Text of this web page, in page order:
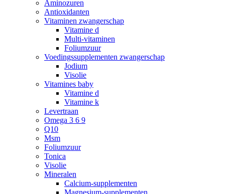
Aminozuren
Antioxidanten
Vitaminen zwangerschap
Vitamine d
Multi-vitaminen
Foliumzuur
Voedingssupplementen zwangerschap
Jodium
Visolie
Vitamines baby
Vitamine d
Vitamine k
Levertraan
Omega 3 6 9
Q10
Msm
Foliumzuur
Tonica
Visolie
Mineralen
Calcium-supplementen
Magnesium-supplementen